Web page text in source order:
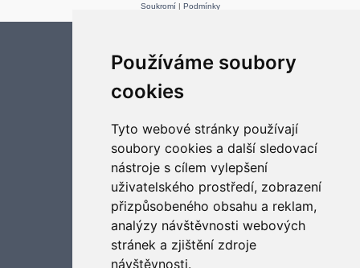
Používáme soubory
cookies
Tyto webové stránky používají
soubory cookies a další sledovací
nástroje s cílem vylepšení
uživatelského prostředí, zobrazení
přizpůsobeného obsahu a reklam,
analýzy návštěvnosti webových
stránek a zjištění zdroje
návštěvnosti.
Soukromí| Podmínky